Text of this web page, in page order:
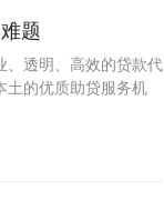
题
、透明、高效的贷款代
土的优质助贷服务机